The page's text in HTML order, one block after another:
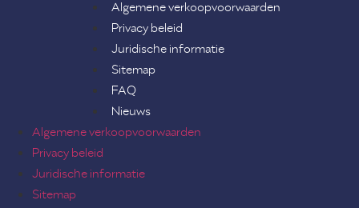
Algemene verkoopvoorwaarden
Privacy beleid
Juridische informatie
Sitemap
FAQ
Nieuws
Algemene verkoopvoorwaarden
Privacy beleid
Juridische informatie
Sitemap